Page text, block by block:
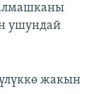
ушундай
жакын